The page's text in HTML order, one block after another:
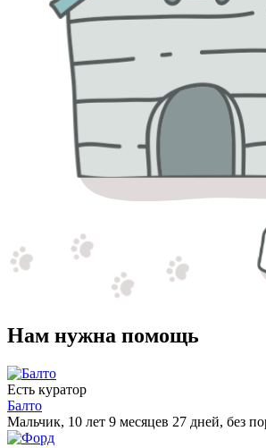
Нам нужна помощь
Есть куратор
Балто
Мальчик, 10 лет 9 месяцев 27 дней, без